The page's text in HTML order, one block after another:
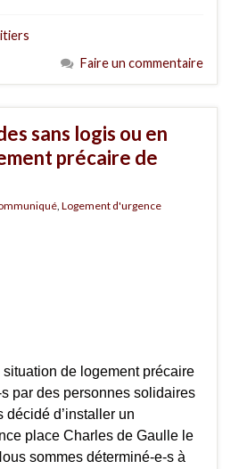
Faire un commentaire
sans logis ou en
précaire de
, Logement d'urgence
de logement précaire
par des personnes solidaires
décidé d’installer un
place Charles de Gaulle le
sommes déterminé-e-s à